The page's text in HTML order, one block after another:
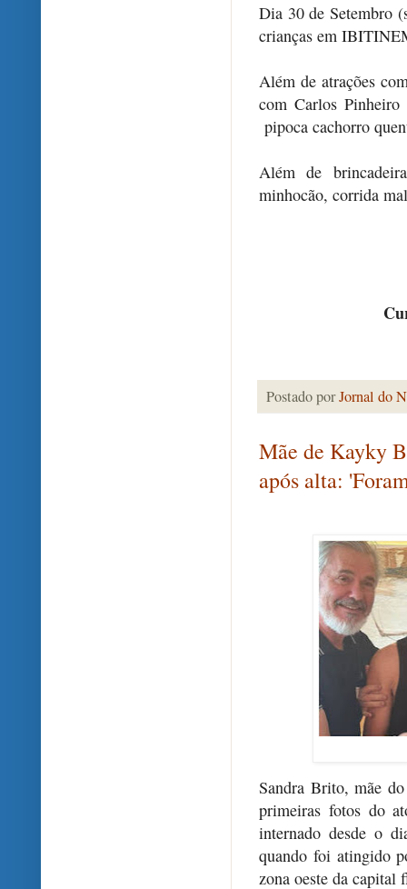
Dia 30 de Setembro
crianças em
Além de atrações
com Carlos
pipoca cachorro
Além de
minhocão, corrida
Postado porJornal do
Mãe de Kayky
após alta:
Sandra Brito, mãe
primeiras fotos do
internado desde o
quando foi atingido
zona oeste da capital